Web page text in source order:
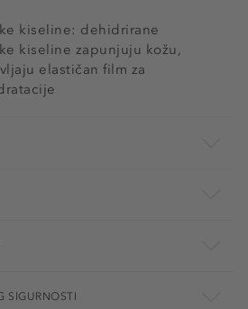
kiseline: dehidrirane
kiseline zapunjuju kožu,
elastičan film za
SIGURNOSTI